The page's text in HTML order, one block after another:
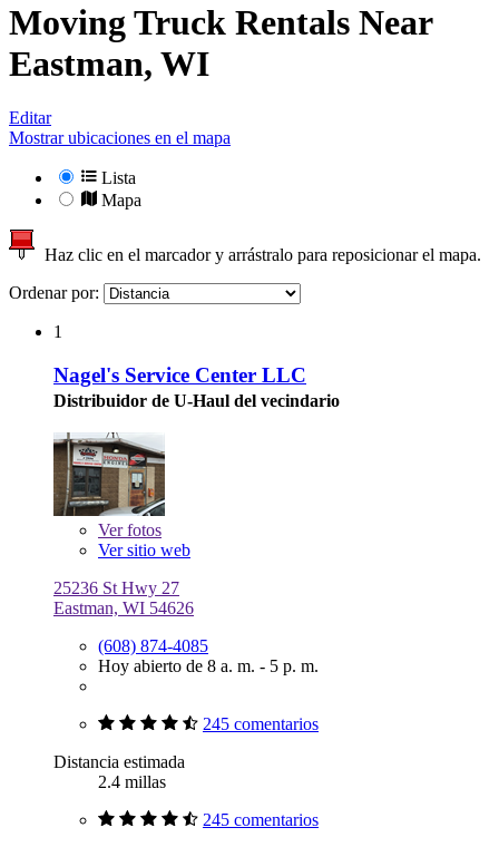
Moving Truck Rentals Near
Eastman, WI
Editar
Mostrar ubicaciones en el mapa
Lista
Mapa
Haz clic en el marcador y arrástralo para reposicionar el mapa.
Ordenar por:
1
Nagel's Service Center LLC
Distribuidor de U-Haul del vecindario
Verfotos
Ver sitio web
25236 St Hwy 27
Eastman, WI 54626
(608) 874-4085
Hoy abierto de 8 a. m. - 5 p. m.
245 comentarios
Distancia estimada
2.4 millas
245 comentarios